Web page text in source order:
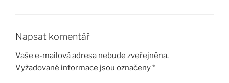
Napsat komentář
Vaše e-mailová adresa nebude zveřejněna.
Vyžadované informace jsou označeny*